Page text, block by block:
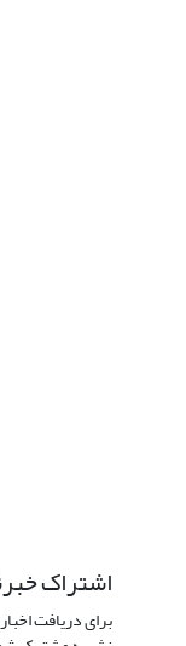
اشتراک
برای دریافت